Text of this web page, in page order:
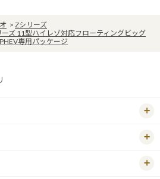
> Zシリーズ
ズ 11型ハイレゾ対応フローティングビッグ
専用パッケージ